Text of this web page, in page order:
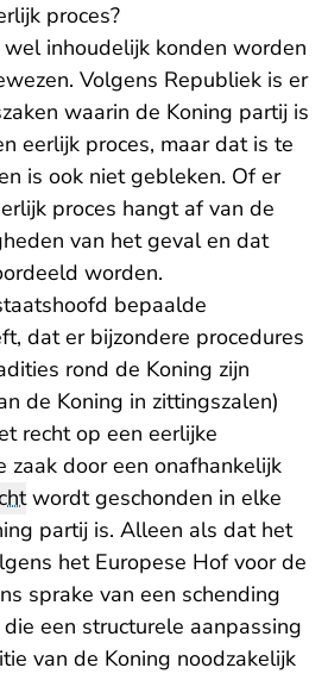
proces?
inhoudelijk konden worden
Volgens Republiek is er
waarin de Koning partij is
eerlijk proces, maar dat is te
is ook niet gebleken. Of er
proces hangt af van de
van het geval en dat
worden.
bepaalde
dat er bijzondere procedures
rond de Koning zijn
de Koning in zittingszalen)
recht op een eerlijke
zaak door een onafhankelijk
wordt geschonden in elke
partij is. Alleen als dat het
het Europese Hof voor de
sprake van een schending
een structurele aanpassing
van de Koning noodzakelijk